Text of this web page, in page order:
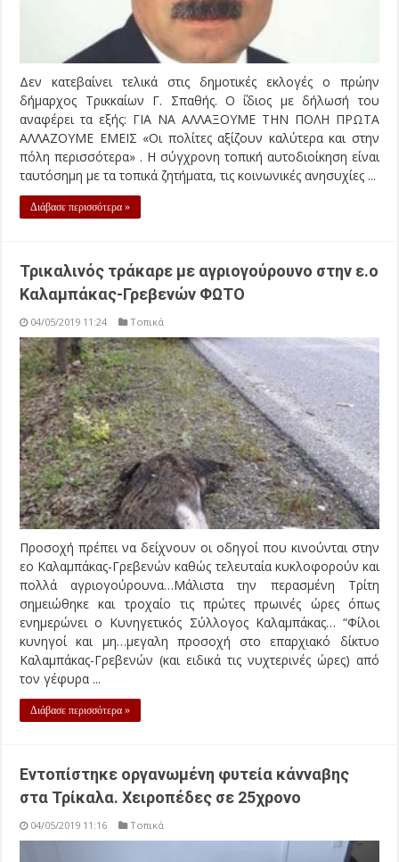
Δεν κατεβαίνει τελικά στις δημοτικές εκλογές ο πρώην
δήμαρχος Τρικκαίων Γ. Σπαθής. Ο ΄ίδιος με δήλωσή του
αναφέρει τα εξής: ΓΙΑ ΝΑ ΑΛΛΑΞΟΥΜΕ ΤΗΝ ΠΟΛΗ ΠΡΩΤΑ
ΑΛΛΑΖΟΥΜΕ ΕΜΕΙΣ «Οι πολίτες αξίζουν καλύτερα και στην
πόλη περισσότερα» . Η σύγχρονη τοπική αυτοδιοίκηση είναι
ταυτόσημη με τα τοπικά ζητήματα, τις κοινωνικές ανησυχίες ...
Διάβασε περισσότερα »
Τρικαλινός τράκαρε με αγριογούρουνο στην ε.ο
Καλαμπάκας-Γρεβενών ΦΩΤΟ
04/05/2019 11:24 Τοπικά
Προσοχή πρέπει να δείχνουν οι οδηγοί που κινούνται στην
εο Καλαμπάκας-Γρεβενών καθώς τελευταία κυκλοφορούν και
πολλά αγριογούρουνα…Μάλιστα την περασμένη Τρίτη
σημειώθηκε και τροχαίο τις πρώτες πρωινές ώρες όπως
ενημερώνει ο Κυνηγετικός Σύλλογος Καλαμπάκας… “Φίλοι
κυνηγοί και μη…μεγαλη προσοχή στο επαρχιακό δίκτυο
Καλαμπάκας-Γρεβενών (και ειδικά τις νυχτερινές ώρες) από
τον γέφυρα ...
Διάβασε περισσότερα »
Εντοπίστηκε οργανωμένη φυτεία κάνναβης
στα Τρίκαλα. Χειροπέδες σε 25χρονο
04/05/2019 11:16 Τοπικά